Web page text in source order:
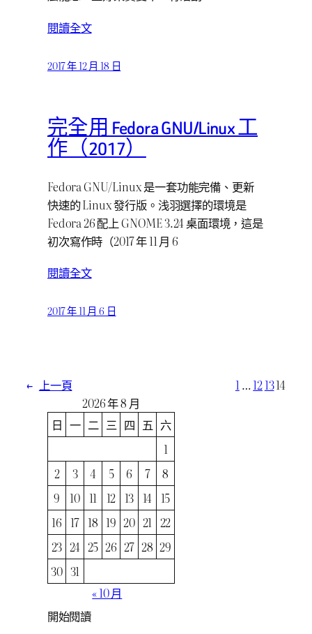
閱讀全文
2017 年 12 月 18 日
完全用 Fedora GNU/Linux 工
作（2017）
Fedora GNU/Linux 是一套功能完備、更新
快速的 Linux 發行版。浅羽選擇的環境是
Fedora 26 配上 GNOME 3.24 桌面環境，這是
初次寫作時（2017 年 11 月 6
閱讀全文
2017 年 11 月 6 日
← 上一頁 1…121314
2026 年 8 月
日 一 二 三 四 五 六
1
2
3 4 5 6 7
8
9
10 11 12 13 14 15
16 17 18 19 20 21 22
23 24 25 26 27 28 29
30 31
« 10 月
開始閱讀